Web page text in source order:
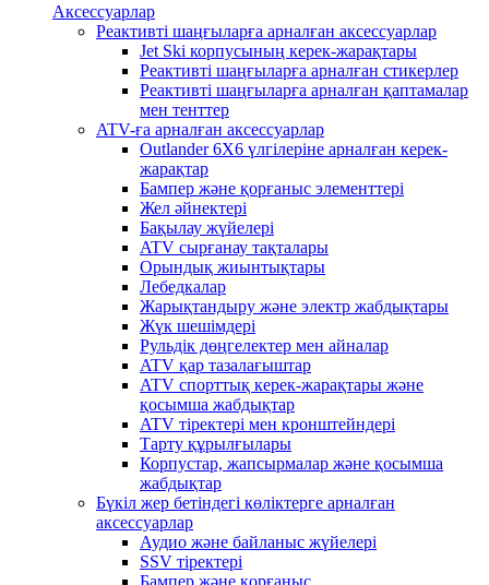
Аксессуарлар
Реактивті шаңғыларға арналған аксессуарлар
Jet Ski корпусының керек-жарақтары
Реактивті шаңғыларға арналған стикерлер
Реактивті шаңғыларға арналған қаптамалар
мен тенттер
ATV-ға арналған аксессуарлар
Outlander 6X6 үлгілеріне арналған керек-
жарақтар
Бампер және қорғаныс элементтері
Жел әйнектері
Бақылау жүйелері
ATV сырғанау тақталары
Орындық жиынтықтары
Лебедкалар
Жарықтандыру және электр жабдықтары
Жүк шешімдері
Рульдік дөңгелектер мен айналар
ATV қар тазалағыштар
ATV спорттық керек-жарақтары және
қосымша жабдықтар
ATV тіректері мен кронштейндері
Тарту құрылғылары
Корпустар, жапсырмалар және қосымша
жабдықтар
Бүкіл жер бетіндегі көліктерге арналған
аксессуарлар
Аудио және байланыс жүйелері
SSV тіректері
Бампер және қорғаныс